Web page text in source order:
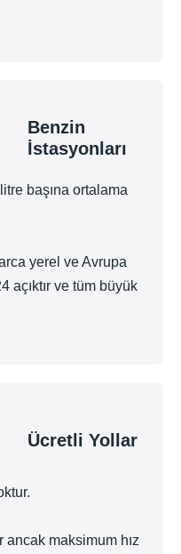
Benzin
İstasyonları
başına ortalama
yerel ve Avrupa
açıktır ve tüm büyük
Ücretli Yollar
ancak maksimum hız